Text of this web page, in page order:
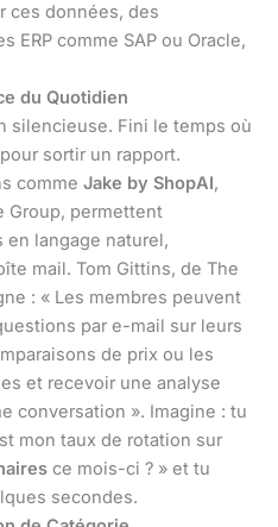
ces données, des
ERP comme SAP ou Oracle,
du Quotidien
silencieuse. Fini le temps où
sortir un rapport.
comme Jake by ShopAI,
Group, permettent
en langage naturel,
mail. Tom Gittins, de The
: « Les membres peuvent
par e-mail sur leurs
de prix ou les
et recevoir une analyse
conversation ». Imagine : tu
mon taux de rotation sur
ce mois-ci ? » et tu
secondes.